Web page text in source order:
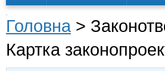
Головна >
Картка